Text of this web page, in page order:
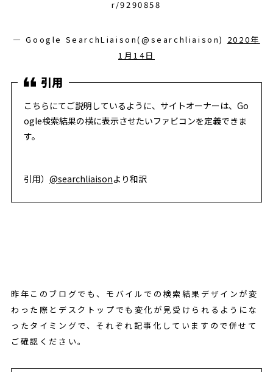
r/9290858
— Google SearchLiaison(@searchliaison) 2020年
1月14日
こちらにてご説明しているように、サイトオーナーは、Go
ogle検索結果の横に表示させたいファビコンを定義できま
す。
引用） @searchliaisonより和訳
昨年このブログでも、モバイルでの検索結果デザインが変
わった際とデスクトップでも変化が見受けられるようにな
ったタイミングで、それぞれ記事化していますので併せて
ご確認ください。